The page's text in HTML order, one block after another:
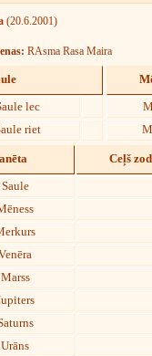
(20.6.2001)
RAsma Rasa Maira
lec
riet
Ceļš
Saule
Marss
Urāns